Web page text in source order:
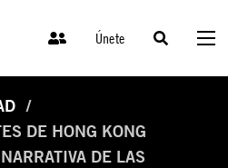
Únete
DE HONG KONG
DE LAS